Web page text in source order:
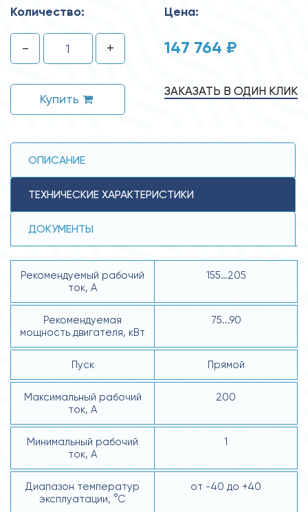
Количество:
- +
Купить
Цена:
147 764 ₽
ЗАКАЗАТЬ В ОДИН КЛИК
ОПИСАНИЕ
ТЕХНИЧЕСКИЕ ХАРАКТЕРИСТИКИ
ДОКУМЕНТЫ
Рекомендуемый рабочий
ток, А
155…205
Рекомендуемая
мощность двигателя, кВт
75...90
Пуск Прямой
Максимальный рабочий
ток, А
200
Минимальный рабочий
ток, А
1
Диапазон температур
эксплуатации, °С
от -40 до +40